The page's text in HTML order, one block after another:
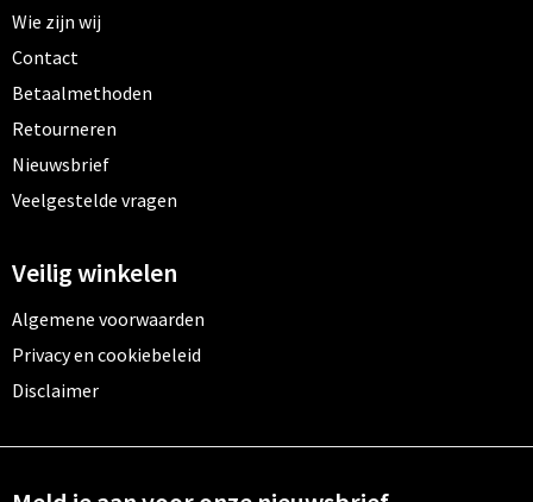
Wie zijn wij
Contact
Betaalmethoden
Retourneren
Nieuwsbrief
Veelgestelde vragen
Veilig winkelen
Algemene voorwaarden
Privacy en cookiebeleid
Disclaimer